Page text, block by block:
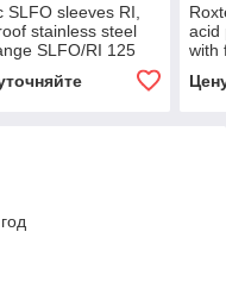
SLFO sleeves RI,
stainless steel
SLFO/RI 125
acid
with